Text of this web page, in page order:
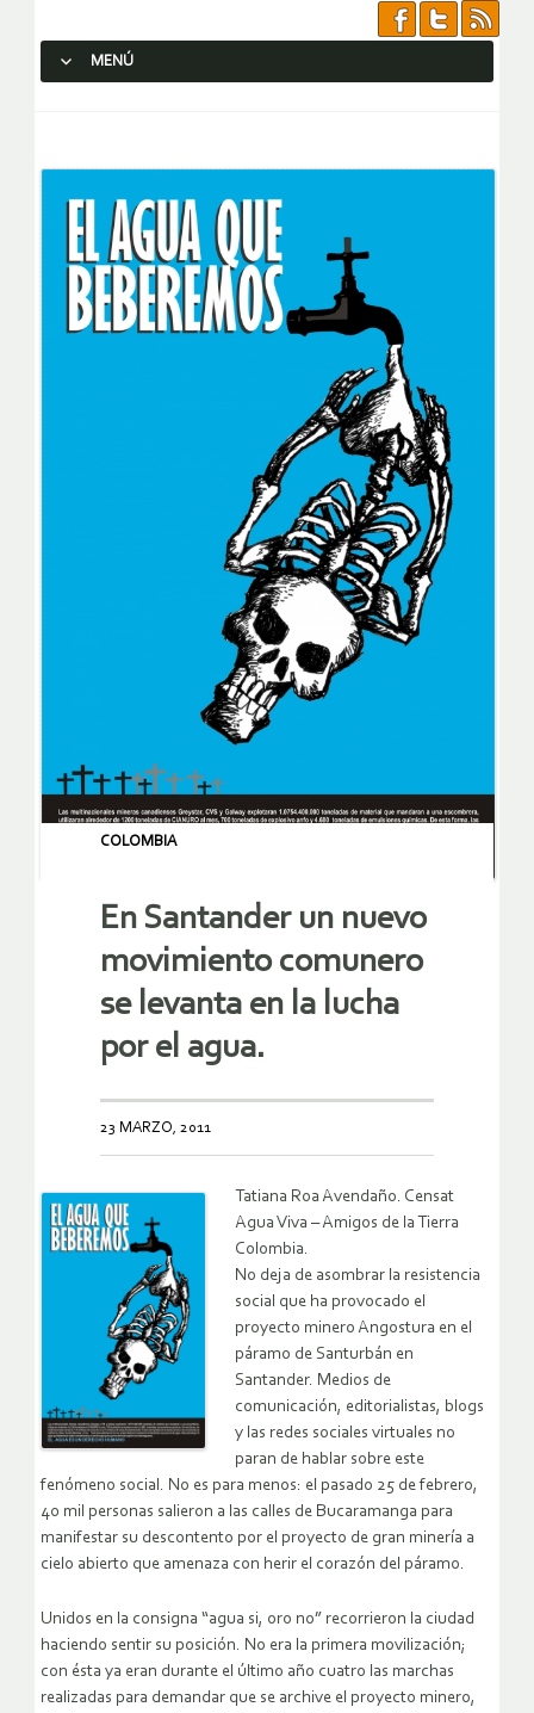
MENÚ
COLOMBIA
En Santander un nuevo
movimiento comunero
se levanta en la lucha
por el agua.
23 MARZO, 2011
Tatiana Roa Avendaño. Censat
Agua Viva – Amigos de la Tierra
Colombia.
No deja de asombrar la resistencia
social que ha provocado el
proyecto minero Angostura en el
páramo de Santurbán en
Santander. Medios de
comunicación, editorialistas, blogs
y las redes sociales virtuales no
paran de hablar sobre este
fenómeno social. No es para menos: el pasado 25 de febrero,
40 mil personas salieron a las calles de Bucaramanga para
manifestar su descontento por el proyecto de gran minería a
cielo abierto que amenaza con herir el corazón del páramo.
Unidos en la consigna “agua si, oro no” recorrieron la ciudad
haciendo sentir su posición. No era la primera movilización;
con ésta ya eran durante el último año cuatro las marchas
realizadas para demandar que se archive el proyecto minero,